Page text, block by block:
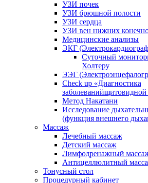
УЗИ почек
УЗИ брюшной полости
УЗИ сердца
УЗИ вен нижних
Медицинские анализы
ЭКГ
Cуточный
Холтеру
ЭЭГ
Check up «Диагностика
Метод Накатани
Исследование
(функция внешнего
Массаж
Лечебный массаж
Детский массаж
Лимфодренажный
Антицеллюлитный
Тонусный стол
Процедурный кабинет